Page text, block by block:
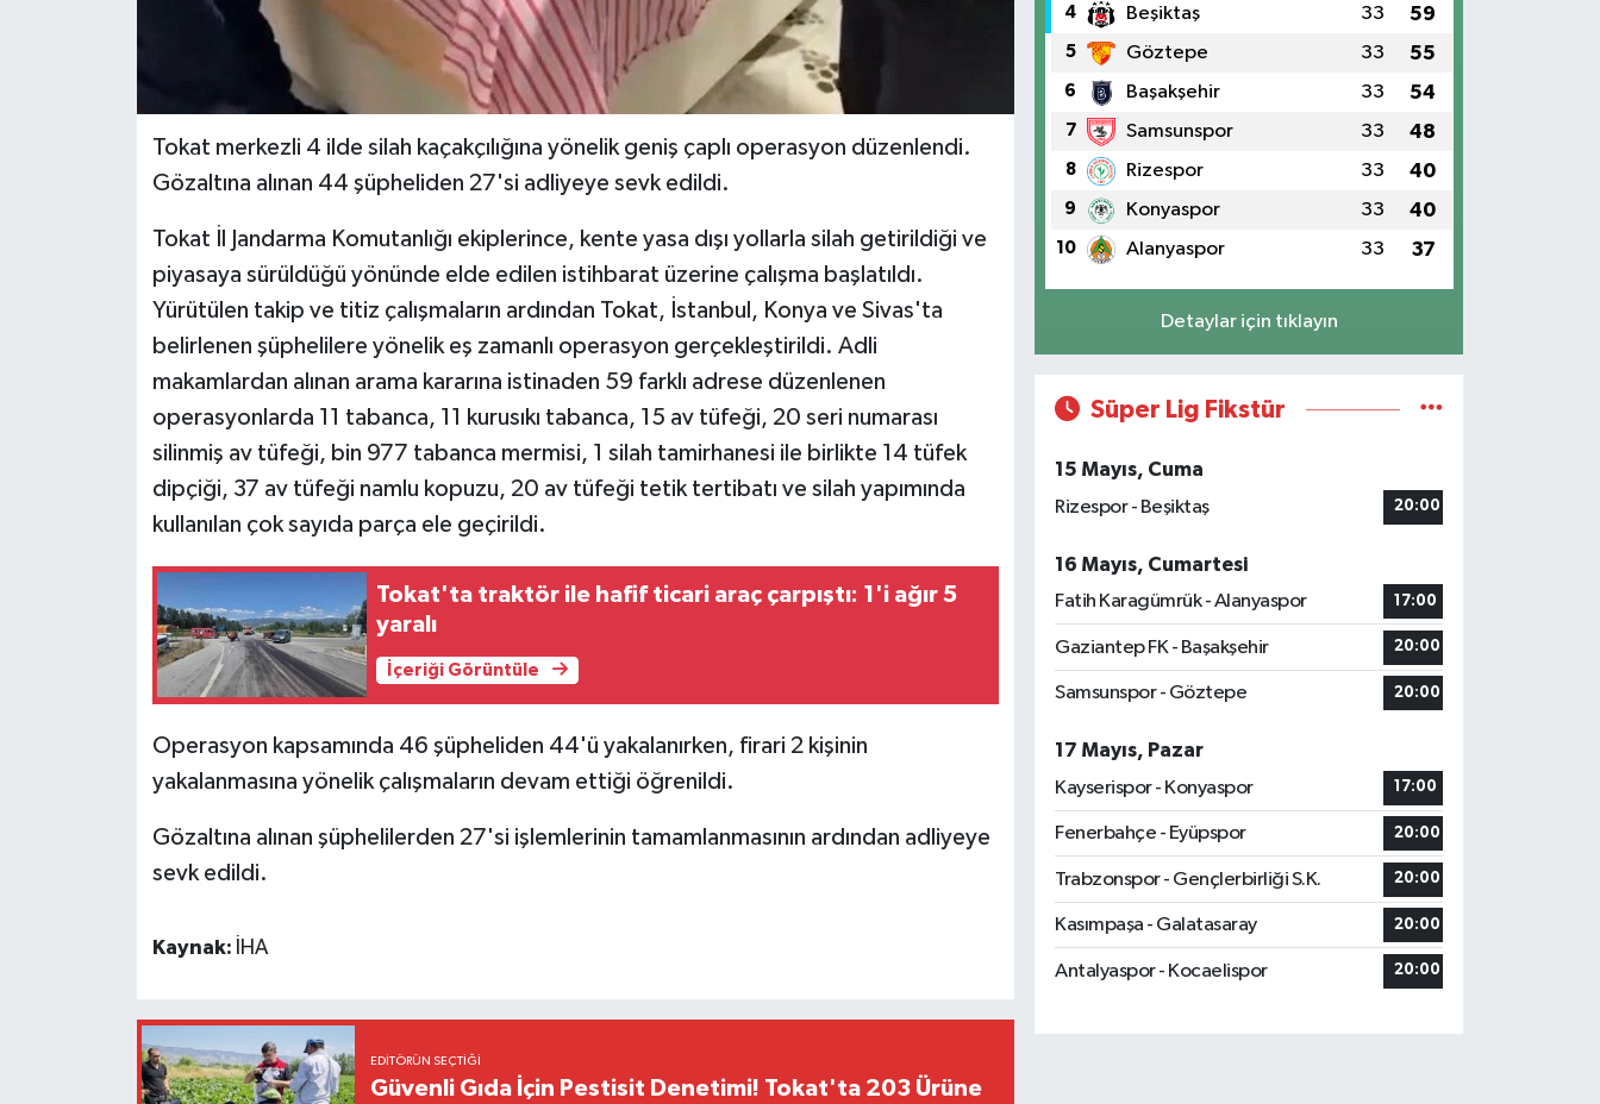
Tokat merkezli 4 ilde silah kaçakçılığına yönelik geniş çaplı operasyon düzenlendi.
Gözaltına alınan 44 şüpheliden 27'si adliyeye sevk edildi.
Tokat İl Jandarma Komutanlığı ekiplerince, kente yasa dışı yollarla silah getirildiği ve
piyasaya sürüldüğü yönünde elde edilen istihbarat üzerine çalışma başlatıldı.
Yürütülen takip ve titiz çalışmaların ardından Tokat, İstanbul, Konya ve Sivas'ta
belirlenen şüphelilere yönelik eş zamanlı operasyon gerçekleştirildi. Adli
makamlardan alınan arama kararına istinaden 59 farklı adrese düzenlenen
operasyonlarda 11 tabanca, 11 kurusıkı tabanca, 15 av tüfeği, 20 seri numarası
silinmiş av tüfeği, bin 977 tabanca mermisi, 1 silah tamirhanesi ile birlikte 14 tüfek
dipçiği, 37 av tüfeği namlu kopuzu, 20 av tüfeği tetik tertibatı ve silah yapımında
kullanılan çok sayıda parça ele geçirildi.
Tokat'ta traktör ile hafif ticari araç çarpıştı: 1'i ağır 5
yaralı
İçeriği Görüntüle
Operasyon kapsamında 46 şüpheliden 44'ü yakalanırken, firari 2 kişinin
yakalanmasına yönelik çalışmaların devam ettiği öğrenildi.
Gözaltına alınan şüphelilerden 27'si işlemlerinin tamamlanmasının ardından adliyeye
sevk edildi.
Kaynak: İHA
EDITÖRÜN SEÇTIĞI
Güvenli Gıda İçin Pestisit Denetimi! Tokat'ta 203 Ürüne
4 Beşiktaş 33 59
5 Göztepe 33 55
6 Başakşehir 33 54
7 Samsunspor 33 48
8 Rizespor 33 40
9 Konyaspor 33 40
10 Alanyaspor 33 37
Detaylar için tıklayın
Süper Lig Fikstür
15 Mayıs, Cuma
Rizespor - Beşiktaş
20:00
16 Mayıs, Cumartesi
Fatih Karagümrük - Alanyaspor
17:00
Gaziantep FK - Başakşehir 20:00
Samsunspor - Göztepe 20:00
17 Mayıs, Pazar
Kayserispor - Konyaspor
17:00
Fenerbahçe - Eyüpspor 20:00
Trabzonspor - Gençlerbirliği S.K. 20:00
Kasımpaşa - Galatasaray 20:00
Antalyaspor - Kocaelispor 20:00